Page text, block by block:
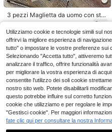
Magazzino EU HUEFORM Polo da uo
mo a maniche corte con chiusura la
mpo, colore unito, stile formale
12.98€
3 pezzi Maglietta da uomo con sta
mpa 3D completa del carattere goti
co di Los Angeles, bianca con logo
nero e nome della città, maniche co
rte, casual streetwear, girocollo, lav
abile in lavatrice, adatta per appass
ionati di sport e moda urbana
Utilizziamo cookie e tecnologie simili sul
offrirvi la migliore esperienza di
tutto" o impostare le vostre preferenze sui
Selezionando "Accetta tutto", attiveremo
analizzare il traffico, offrire funzionalità
per migliorare la vostra esperienza di
consentite l'utilizzo dei soli cookie
nostro sito web. Potete disabilitarli
questo potrebbe influire sul corretto
cookie che utilizziamo e per regolare le
"Gestisci cookie". Per maggiori
fate clic qui per consultare la nostra